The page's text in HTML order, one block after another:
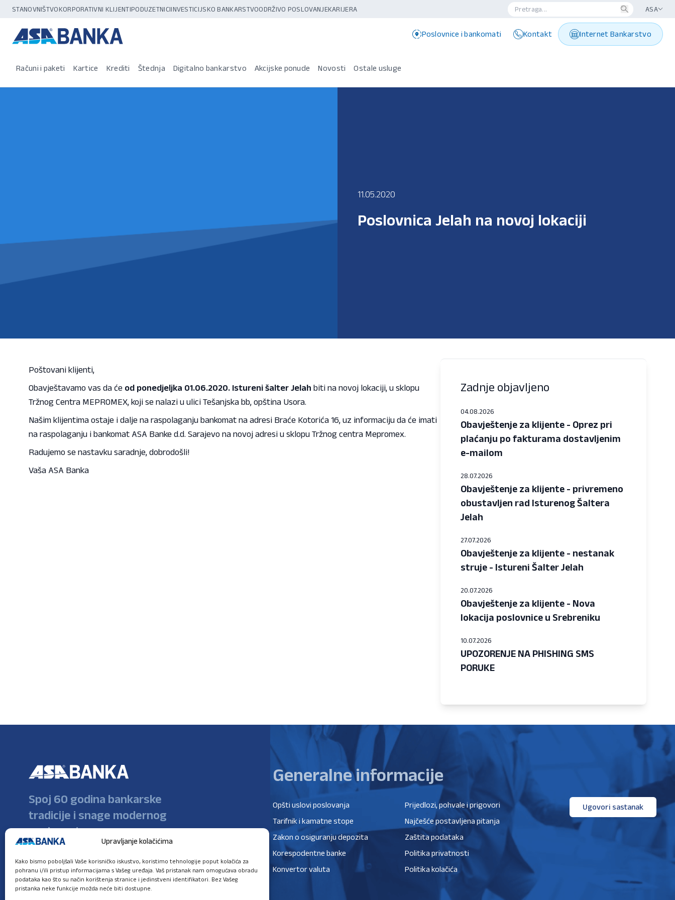
Upravljanje kolačićima
Kako bismo poboljšali Vaše korisničko iskustvo, koristimo tehnologije poput kolačića za
pohranu i/ili pristup informacijama s Vašeg uređaja. Vaš pristanak nam omogućava obradu
podataka kao što su način korištenja stranice i jedinstveni identifikatori. Bez Vašeg
pristanka neke funkcije možda neće biti dostupne.
STANOVNIŠTVOKORPORATIVNI KLIJENTIPODUZETNICIINVESTICIJSKO BANKARSTVOODRŽIVO POSLOVANJEKARIJERA ASA
Poslovnice i bankomati Kontakt Internet Bankarstvo
Računi i paketi Kartice Krediti Štednja Digitalno bankarstvo Akcijske ponude Novosti Ostale usluge
11.05.2020
Poslovnica Jelah na novoj lokaciji
Poštovani klijenti,
Obavještavamo vas da će od ponedjeljka 01.06.2020. Istureni šalter Jelah biti na novoj lokaciji, u sklopu
Tržnog Centra MEPROMEX, koji se nalazi u ulici Tešanjska bb, opština Usora.
Našim klijentima ostaje i dalje na raspolaganju bankomat na adresi Braće Kotorića 16, uz informaciju da će imati
na raspolaganju i bankomat ASA Banke d.d. Sarajevo na novoj adresi u sklopu Tržnog centra Mepromex.
Radujemo se nastavku saradnje, dobrodošli!
Vaša ASA Banka
Zadnje objavljeno
04.08.2026
Obavještenje za klijente - Oprez pri
plaćanju po fakturama dostavljenim
e-mailom
28.07.2026
Obavještenje za klijente - privremeno
obustavljen rad Isturenog Šaltera
Jelah
27.07.2026
Obavještenje za klijente - nestanak
struje - Istureni Šalter Jelah
20.07.2026
Obavještenje za klijente - Nova
lokacija poslovnice u Srebreniku
10.07.2026
UPOZORENJE NA PHISHING SMS
PORUKE
Spoj 60 godina bankarske
tradicije i snage modernog
poslovanja
Generalne informacije
Opšti uslovi poslovanja
Tarifnik i kamatne stope
Zakon o osiguranju depozita
Korespodentne banke
Konvertor valuta
Prijedlozi, pohvale i prigovori
Najčešće postavljena pitanja
Zaštita podataka
Politika privatnosti
Politika kolačića
Ugovori sastanak